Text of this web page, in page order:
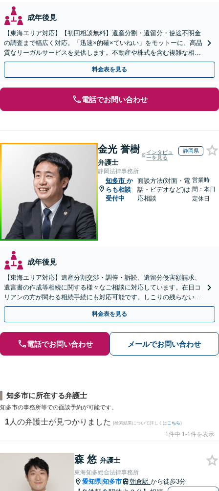
成年後見
【東海エリア対応】【初回相談無料】遺産分割・遺留分・使途不明金
の調査まで幅広く対応。「迅速×的確×ていねい」をモットーに、高品
質なリーガルサービスを提供します。不動産や株式を含む複雑な相続
もお任せください【休日・夜間対応OK】
料金表を見る
電話でお問い合わせ
金光 誉樹
弁護士
インタビュ
ーを見る
静岡県
静岡法律事務所
知多市 か
らも相談
受付中
面談方法(対面・電
話・ビデオなど)は
応相談
営業時
間：本日
定休日
成年後見
【東海エリア対応】遺産分割交渉・調停・訴訟、遺留分侵害額請求、
遺言書の作成等相続に関する様々なご相談に対応しています。在日コ
リアンの方が関わる相続手続にも対応可能です。しこりの残らない解
決を特に意識しています。
料金表を見る
電話でお問い合わせ メールでお問い合わせ
知多市に所在する弁護士
知多市の事務所等での面談予約が可能です。
1 人の弁護士が見つかりました (検索結果について詳しくは こちら)
1件中 1-1件を表示
森 悠 弁護士
東海知多総合法律事務所
愛知県|知多市 朝倉駅 から徒歩3分